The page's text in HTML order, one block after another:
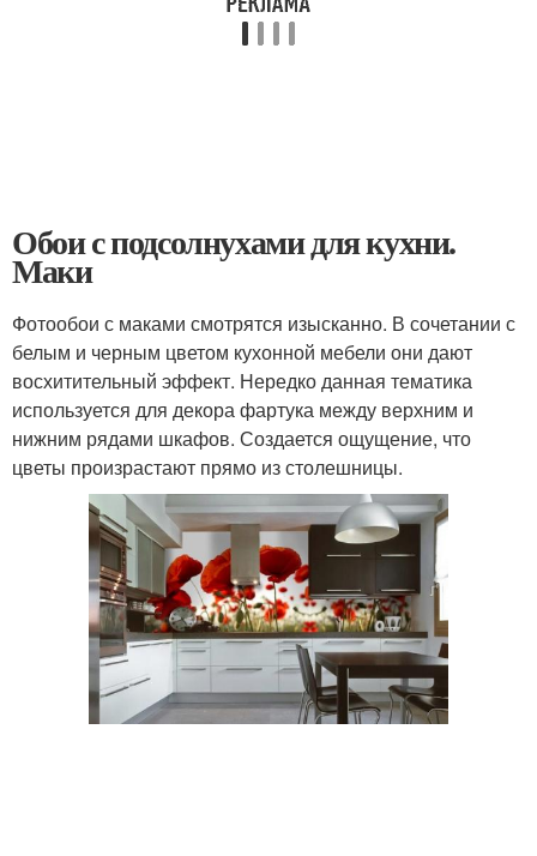
Обои с подсолнухами для кухни.
Маки
Фотообои с маками смотрятся изысканно. В сочетании с
белым и черным цветом кухонной мебели они дают
восхитительный эффект. Нередко данная тематика
используется для декора фартука между верхним и
нижним рядами шкафов. Создается ощущение, что
цветы произрастают прямо из столешницы.